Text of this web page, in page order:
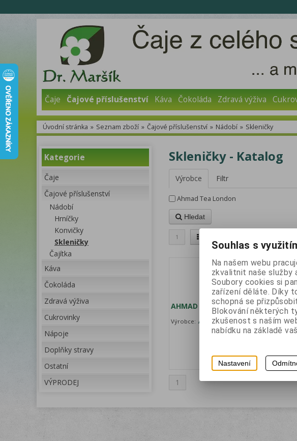
Čaje Čajové příslušenství Káva Čokoláda Zdravá výživa
Úvodní stránka » Seznam zboží » Čajové příslušenství » Nádobí » Skleničky
Kategorie
Čaje
Čajové příslušenství
Nádobí
Hrníčky
Konvičky
Skleničky
Čajítka
Káva
Čokoláda
Zdravá výživa
Cukrovinky
Nápoje
Doplňky stravy
Ostatní
VÝPRODEJ
Skleničky - Katalog
Výrobce Filtr
Ahmad Tea London
Hledat
1
AHMAD TEA-SKLENICE
Výrobce: Ahmad Tea LondonKatalogové
Vaše cena
ks
1
Souhlas s
Na našem webu
zkvalitnit naše služby
Soubory cookies si
zařízení děláte. Díky
schopná se
Blokování některých
zkušenost s naším
nabídku na základě
Nastavení